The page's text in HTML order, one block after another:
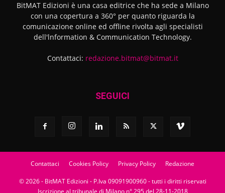
BitMAT Edizioni è una casa editrice che ha sede a Milano
con una copertura a 360° per quanto riguarda la
comunicazione online ed offline rivolta agli specialisti
dell'lnformation & Communication Technology.
Contattaci: redazione.bitmat@bitmat.it
SEGUICI
Contattaci Cookies Policy Privacy Policy Redazione
© 2026 - BitMAT Edizioni - P.Iva 09091900960 - tutti i diritti riservati
Iscrizione al tribunale di Milano n° 295 del 28-11-2018